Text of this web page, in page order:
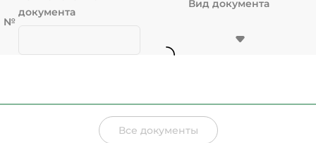
№
документа
Вид документа
Все документы